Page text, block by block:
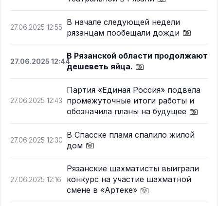
27.06.2025 12:55
В начале следующей недели
рязанцам пообещали дожди
27.06.2025 12:44
В Рязанской области продолжают
дешеветь яйца.
27.06.2025 12:43
Партия «Единая Россия» подвела
промежуточные итоги работы и
обозначила планы на будущее
27.06.2025 12:30
В Спасске пламя спалило жилой
дом
27.06.2025 12:16
Рязанские шахматисты выиграли
конкурс на участие шахматной
смене в «Артеке»